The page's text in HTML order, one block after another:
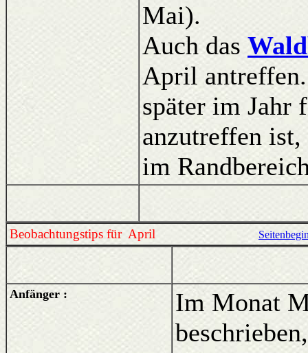
Mai).
Auch das
April
später im Jahr
anzutreffen
im
Beobachtungstips für April
Anfänger :
Im Monat